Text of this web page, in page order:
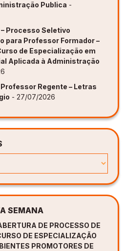
Publica -
Processo Seletivo
para Professor Formador –
de Especialização em
Aplicada à Administração
Regente – Letras
- 27/07/2026
SEMANA
DE PROCESSO DE
DE ESPECIALIZAÇÃO
PROMOTORES DE